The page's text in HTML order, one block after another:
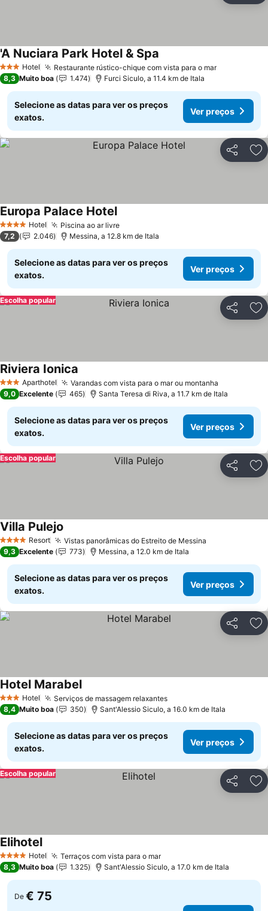
3 EstrelasHotel Restaurante rústico-chique com vista para o mar
'A Nuciara Park Hotel & Spa
8,3 Muito boa 1.474 Furci Siculo, a 11.4 km de Itala
Selecione as datas para ver os preços
exatos.
Ver preços
Partilhar
4 EstrelasHotel Piscina ao ar livre
Europa Palace Hotel
7,2 2.046 Messina, a 12.8 km de Itala
Selecione as datas para ver os preços
exatos.
Ver preços
Partilhar
Escolha popular
3 EstrelasAparthotel Varandas com vista para o mar ou montanha
Riviera Ionica
9,0 Excelente 465 Santa Teresa di Riva, a 11.7 km de Itala
Selecione as datas para ver os preços
exatos.
Ver preços
Partilhar
Escolha popular
4 EstrelasResort Vistas panorâmicas do Estreito de Messina
Villa Pulejo
9,3 Excelente 773 Messina, a 12.0 km de Itala
Selecione as datas para ver os preços
exatos.
Ver preços
Partilhar
3 EstrelasHotel Serviços de massagem relaxantes
Hotel Marabel
8,4 Muito boa 350 Sant'Alessio Siculo, a 16.0 km de Itala
Selecione as datas para ver os preços
exatos.
Ver preços
Partilhar
Escolha popular
4 EstrelasHotel Terraços com vista para o mar
Elihotel
8,3 Muito boa 1.325 Sant'Alessio Siculo, a 17.0 km de Itala
De € 75